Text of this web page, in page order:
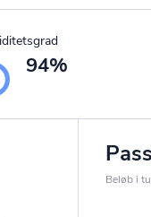
94%
Beløb i